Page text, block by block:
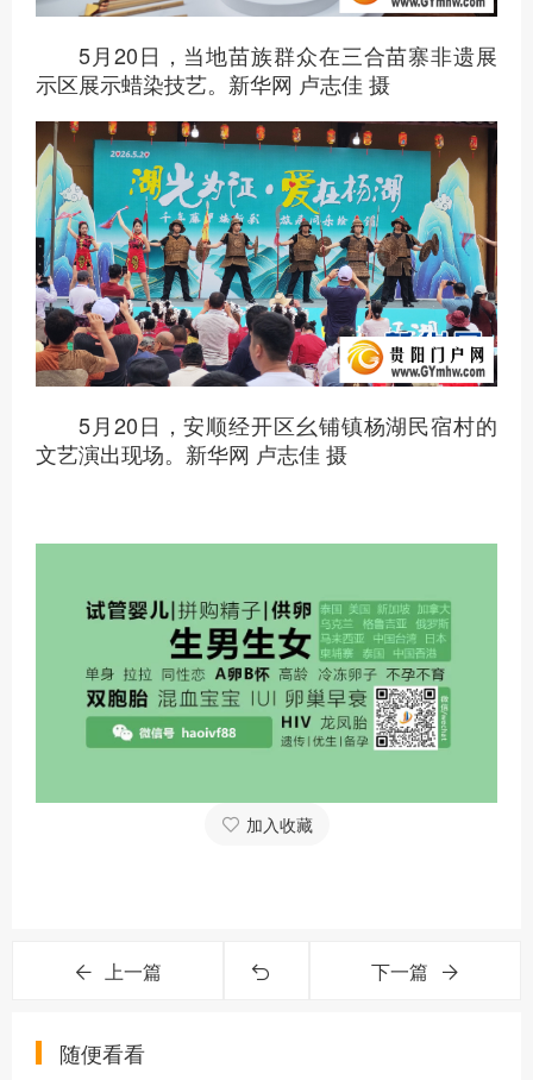
5月20日，当地苗族群众在三合苗寨非遗展
示区展示蜡染技艺。新华网 卢志佳 摄
5月20日，安顺经开区幺铺镇杨湖民宿村的
文艺演出现场。新华网 卢志佳 摄
加入收藏
上一篇 下一篇
随便看看